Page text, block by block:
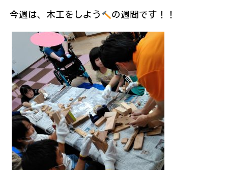
今週は、木工をしよう の週間です！！